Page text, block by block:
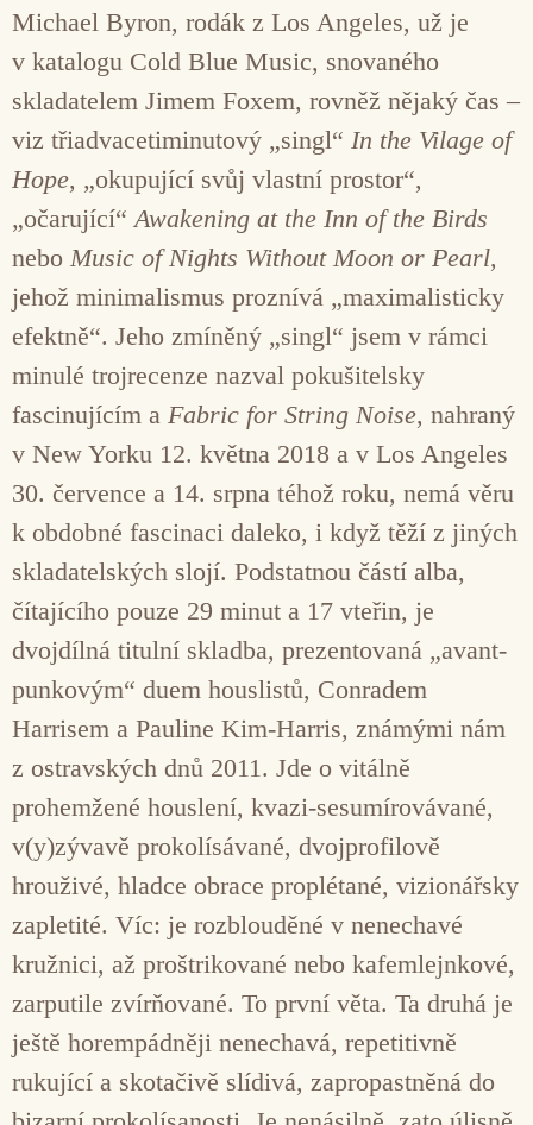
Michael Byron, rodák z Los Angeles, už je
v katalogu Cold Blue Music, snovaného
skladatelem Jimem Foxem, rovněž nějaký čas –
viz třiadvacetiminutový „singl“ In the Vilage of
Hope, „okupující svůj vlastní prostor“,
„očarující“ Awakening at the Inn of the Birds
nebo Music of Nights Without Moon or Pearl,
jehož minimalismus proznívá „maximalisticky
efektně“. Jeho zmíněný „singl“ jsem v rámci
minulé trojrecenze nazval pokušitelsky
fascinujícím a Fabric for String Noise, nahraný
v New Yorku 12. května 2018 a v Los Angeles
30. července a 14. srpna téhož roku, nemá věru
k obdobné fascinaci daleko, i když těží z jiných
skladatelských slojí. Podstatnou částí alba,
čítajícího pouze 29 minut a 17 vteřin, je
dvojdílná titulní skladba, prezentovaná „avant-
punkovým“ duem houslistů, Conradem
Harrisem a Pauline Kim-Harris, známými nám
z ostravských dnů 2011. Jde o vitálně
prohemžené houslení, kvazi-sesumírovávané,
v(y)zývavě prokolísávané, dvojprofilově
hrouživé, hladce obrace proplétané, vizionářsky
zapletité. Víc: je rozblouděné v nenechavé
kružnici, až proštrikované nebo kafemlejnkové,
zarputile zvírňované. To první věta. Ta druhá je
ještě horempádněji nenechavá, repetitivně
rukující a skotačivě slídivá, zapropastněná do